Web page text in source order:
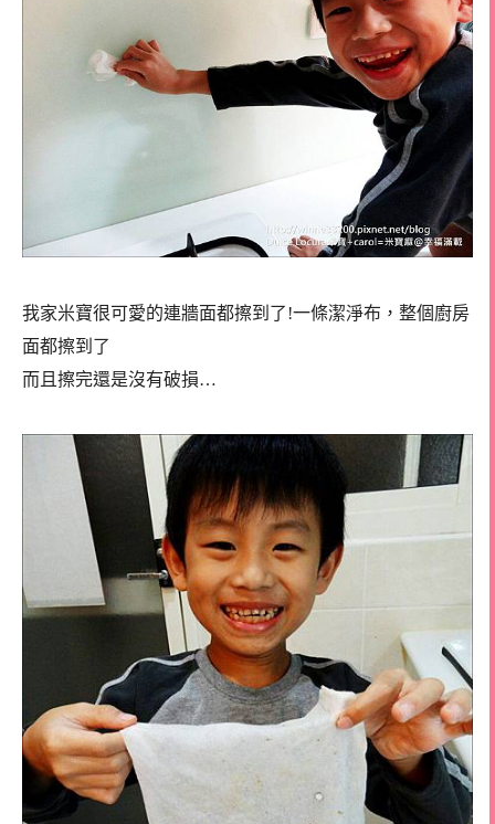
我家米寶很可愛的連牆面都擦到了!一條潔淨布，整個廚房
面都擦到了
而且擦完還是沒有破損…